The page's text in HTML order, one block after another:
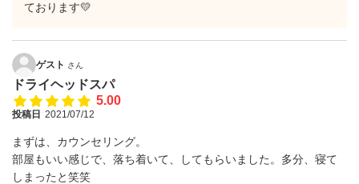
ております💛
ゲスト さん
ドライヘッドスパ
5.00
投稿日 2021/07/12
まずは、カウンセリング。
部屋もいい感じで、落ち着いて、してもらいました。多分、寝て
しまったと笑笑